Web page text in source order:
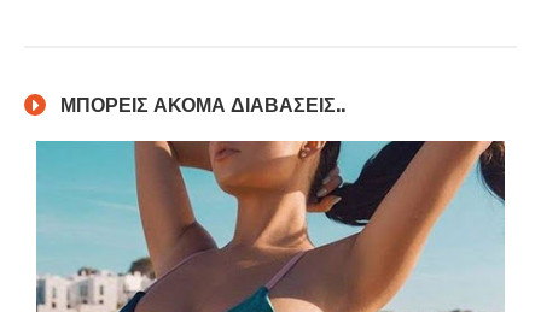
ΜΠΟΡΕΙΣ ΑΚΟΜΑ ΔΙΑΒΑΣΕΙΣ..